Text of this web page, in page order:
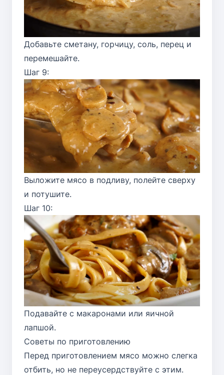
Добавьте сметану, горчицу, соль, перец и
перемешайте.
Шаг 9:
Выложите мясо в подливу, полейте сверху
и потушите.
Шаг 10:
Подавайте с макаронами или яичной
лапшой.
Советы по приготовлению
Перед приготовлением мясо можно слегка
отбить, но не переусердствуйте с этим.